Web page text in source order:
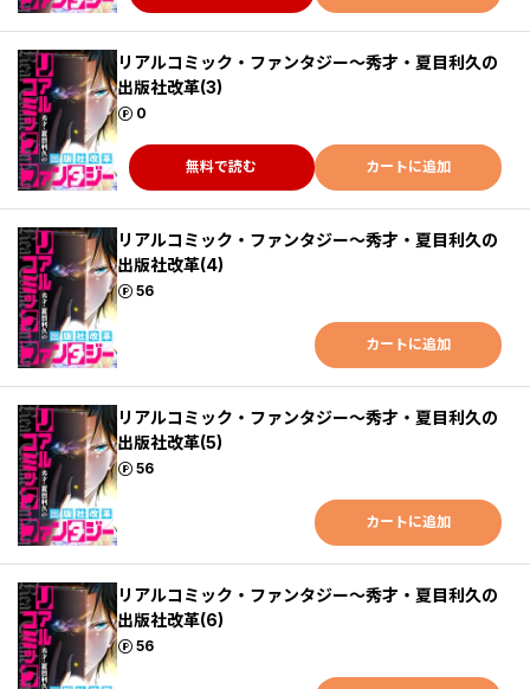
リアルコミック・ファンタジー～秀才・夏目利久の
出版社改革(3)
0
ポイント
無料で読む カートに追加
リアルコミック・ファンタジー～秀才・夏目利久の
出版社改革(4)
56
ポイント
カートに追加
リアルコミック・ファンタジー～秀才・夏目利久の
出版社改革(5)
56
ポイント
カートに追加
リアルコミック・ファンタジー～秀才・夏目利久の
出版社改革(6)
56
ポイント